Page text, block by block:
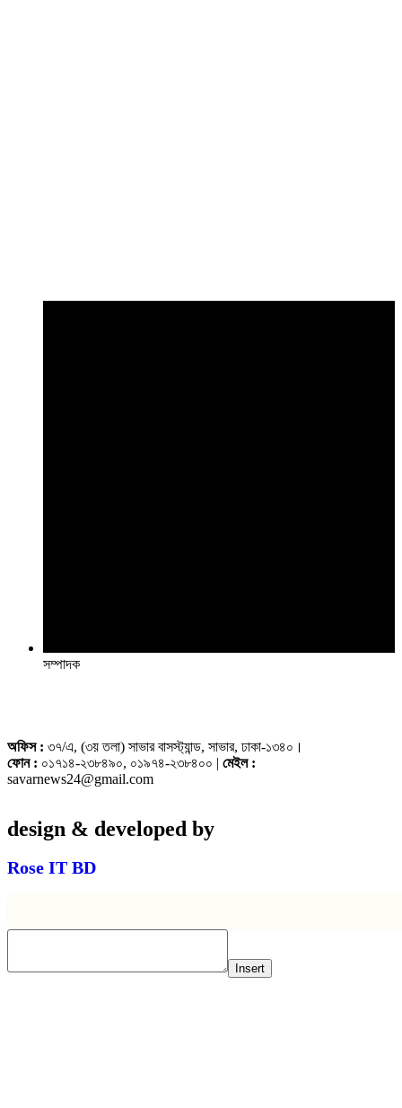
সম্পাদক
অফিস : ৩৭/এ, (৩য় তলা) সাভার বাসস্ট্যান্ড, সাভার, ঢাকা-১৩৪০।
ফোন : ০১৭১৪-২৩৮৪৯০, ০১৯৭৪-২৩৮৪০০ | মেইল :
savarnews24@gmail.com
design & developed by
Rose IT BD
Insert